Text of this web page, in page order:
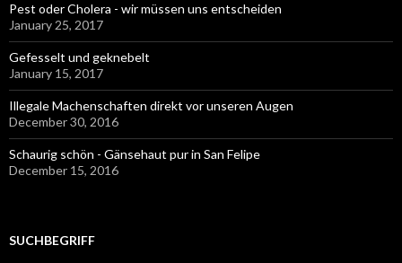
Pest oder Cholera - wir müssen uns entscheiden
January 25, 2017
Gefesselt und geknebelt
January 15, 2017
Illegale Machenschaften direkt vor unseren Augen
December 30, 2016
Schaurig schön - Gänsehaut pur in San Felipe
December 15, 2016
SUCHBEGRIFF